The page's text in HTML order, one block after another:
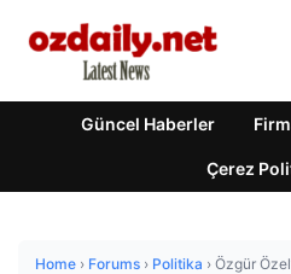
Güncel Haberler
Çerez
Home › Forums › Politika › Özgür